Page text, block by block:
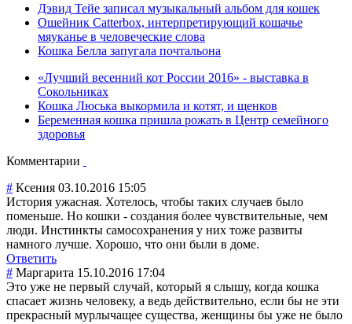
Дэвид Тейе записал музыкальный альбом для кошек
Ошейник Catterbox, интерпретирующий кошачье
мяуканье в человеческие слова
Кошка Белла запугала почтальона
«Лучший весенний кот России 2016» - выставка в
Сокольниках
Кошка Люська выкормила и котят, и щенков
Беременная кошка пришла рожать в Центр семейного
здоровья
Комментарии
# Ксения 03.10.2016 15:05
История ужасная. Хотелось, чтобы таких случаев было
поменьше. Но кошки - создания более чувствительные, чем
люди. Инстинкты самосохранения у них тоже развиты
намного лучше. Хорошо, что они были в доме.
Ответить
# Маргарита 15.10.2016 17:04
Это уже не первый случай, который я слышу, когда кошка
спасает жизнь человеку, а ведь действительно, если бы не эти
прекрасный мурлычащее существа, женщины бы уже не было